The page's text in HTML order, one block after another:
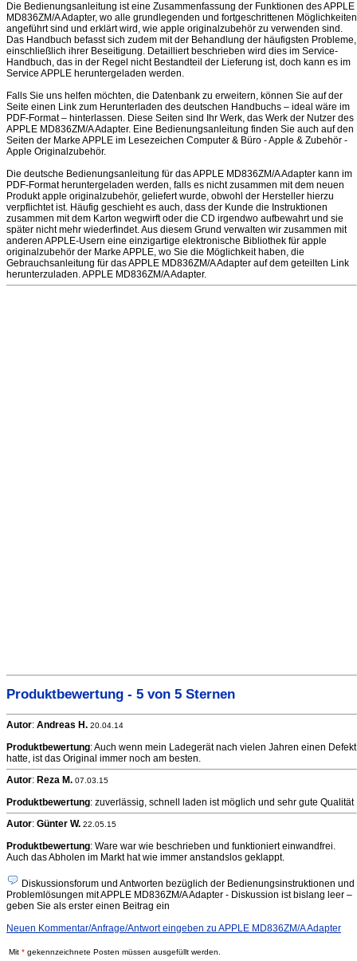
Die Bedienungsanleitung ist eine Zusammenfassung der Funktionen des APPLE
MD836ZM/A Adapter, wo alle grundlegenden und fortgeschrittenen Möglichkeiten
angeführt sind und erklärt wird, wie apple originalzubehör zu verwenden sind.
Das Handbuch befasst sich zudem mit der Behandlung der häufigsten Probleme,
einschließlich ihrer Beseitigung. Detailliert beschrieben wird dies im Service-
Handbuch, das in der Regel nicht Bestandteil der Lieferung ist, doch kann es im
Service APPLE heruntergeladen werden.
Falls Sie uns helfen möchten, die Datenbank zu erweitern, können Sie auf der
Seite einen Link zum Herunterladen des deutschen Handbuchs – ideal wäre im
PDF-Format – hinterlassen. Diese Seiten sind Ihr Werk, das Werk der Nutzer des
APPLE MD836ZM/A Adapter. Eine Bedienungsanleitung finden Sie auch auf den
Seiten der Marke APPLE im Lesezeichen Computer & Büro - Apple & Zubehör -
Apple Originalzubehör.
Die deutsche Bedienungsanleitung für das APPLE MD836ZM/A Adapter kann im
PDF-Format heruntergeladen werden, falls es nicht zusammen mit dem neuen
Produkt apple originalzubehör, geliefert wurde, obwohl der Hersteller hierzu
verpflichtet ist. Häufig geschieht es auch, dass der Kunde die Instruktionen
zusammen mit dem Karton wegwirft oder die CD irgendwo aufbewahrt und sie
später nicht mehr wiederfindet. Aus diesem Grund verwalten wir zusammen mit
anderen APPLE-Usern eine einzigartige elektronische Bibliothek für apple
originalzubehör der Marke APPLE, wo Sie die Möglichkeit haben, die
Gebrauchsanleitung für das APPLE MD836ZM/A Adapter auf dem geteilten Link
herunterzuladen. APPLE MD836ZM/A Adapter.
Produktbewertung - 5 von 5 Sternen
Autor: Andreas H. 20.04.14
Produktbewertung: Auch wenn mein Ladegerät nach vielen Jahren einen Defekt
hatte, ist das Original immer noch am besten.
Autor: Reza M. 07.03.15
Produktbewertung: zuverlässig, schnell laden ist möglich und sehr gute Qualität
Autor: Günter W. 22.05.15
Produktbewertung: Ware war wie beschrieben und funktioniert einwandfrei.
Auch das Abholen im Markt hat wie immer anstandslos geklappt.
Diskussionsforum und Antworten bezüglich der Bedienungsinstruktionen und
Problemlösungen mit APPLE MD836ZM/A Adapter - Diskussion ist bislang leer –
geben Sie als erster einen Beitrag ein
Neuen Kommentar/Anfrage/Antwort eingeben zu APPLE MD836ZM/A Adapter
Mit * gekennzeichnete Posten müssen ausgefüllt werden.